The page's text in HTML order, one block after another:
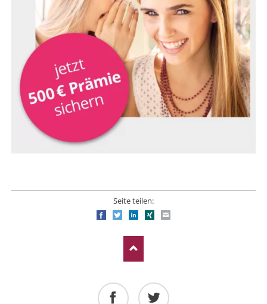
Seite teilen:
FacebookTwitterLinkedIn
Xing